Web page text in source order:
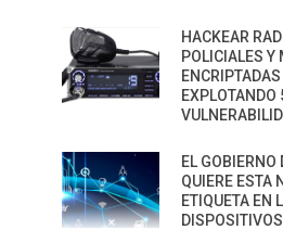
HACKEAR
POLICIALES Y
ENCRIPTADAS
EXPLOTANDO
EL GOBIERNO
QUIERE ESTA
ETIQUETA EN